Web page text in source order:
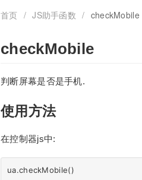
首页 / JS助手函数 / checkMobile
checkMobile
判断屏幕是否是手机.
使用方法
在控制器js中: